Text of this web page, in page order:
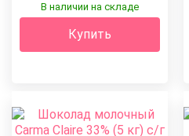
В наличии на складе
Купить